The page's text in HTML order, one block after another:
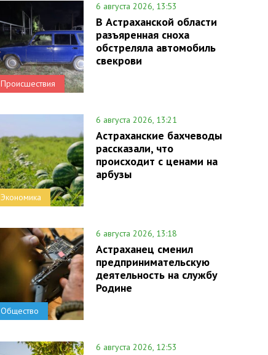
Происшествия
6 августа 2026, 13:53
В Астраханской области
разъяренная сноха
обстреляла автомобиль
свекрови
Экономика
6 августа 2026, 13:21
Астраханские бахчеводы
рассказали, что
происходит с ценами на
арбузы
Общество
6 августа 2026, 13:18
Астраханец сменил
предпринимательскую
деятельность на службу
Родине
6 августа 2026, 12:53